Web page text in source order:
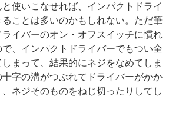
使いこなせれば、インパクトドライ
ことは多いのかもしれない。ただ筆
イバーのオン・オフスイッチに慣れ
、インパクトドライバーでもつい全
まって、結果的にネジをなめてしま
字の溝がつぶれてドライバーがかか
ネジそのものをねじ切ったりしてし